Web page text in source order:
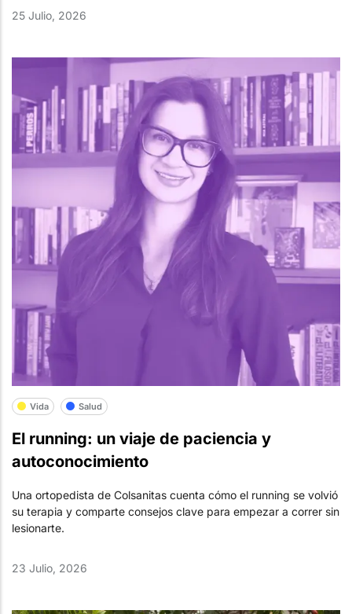
25 Julio, 2026
Vida Salud
El running: un viaje de paciencia y
autoconocimiento
Una ortopedista de Colsanitas cuenta cómo el running se volvió
su terapia y comparte consejos clave para empezar a correr sin
lesionarte.
23 Julio, 2026